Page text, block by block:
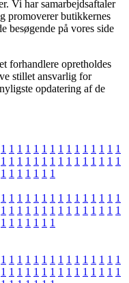
Vi har samarbejdsaftaler
promoverer butikkernes
besøgende på vores side
forhandlere opretholdes
stillet ansvarlig for
opdatering af de
1 1 1 1 1 1 1 1 1 1 1 1 1 1 1
1 1 1 1 1 1 1 1 1 1 1 1 1 1 1
1 1 1 1 1 1 1
1 1 1 1 1 1 1 1 1 1 1 1 1 1 1
1 1 1 1 1 1 1 1 1 1 1 1 1 1 1
1 1 1 1 1 1 1
1 1 1 1 1 1 1 1 1 1 1 1 1 1 1
1 1 1 1 1 1 1 1 1 1 1 1 1 1 1